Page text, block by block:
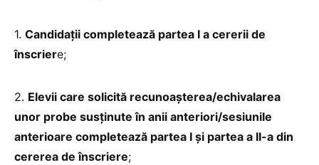
1. Candidații completează partea I a cererii de
înscriere;
2. Elevii care solicită recunoașterea/echivalarea
unor probe susținute în anii anteriori/sesiunile
anterioare completează partea I și partea a II-a din
cererea de înscriere;